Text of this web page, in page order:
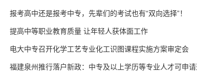
报考高中还是报考中专，先辈们的考试也有“双向选择”！
提高中等职业教育质量 让年轻人获体面工作
电大中专召开化学工艺专业化工识图课程实施方案审定会
福建泉州推行落户新政：中专及以上学历等专业人才可申请